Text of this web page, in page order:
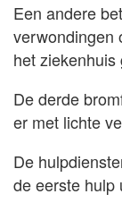
Een andere
verwondingen
het ziekenhuis
De derde
er met lichte
De
de eerste hulp